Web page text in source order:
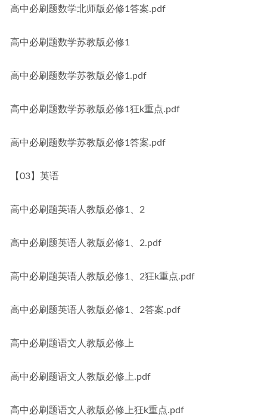
高中必刷题数学北师版必修1答案.pdf
高中必刷题数学苏教版必修1
高中必刷题数学苏教版必修1.pdf
高中必刷题数学苏教版必修1狂k重点.pdf
高中必刷题数学苏教版必修1答案.pdf
【03】英语
高中必刷题英语人教版必修1、2
高中必刷题英语人教版必修1、2.pdf
高中必刷题英语人教版必修1、2狂k重点.pdf
高中必刷题英语人教版必修1、2答案.pdf
高中必刷题语文人教版必修上
高中必刷题语文人教版必修上.pdf
高中必刷题语文人教版必修上狂k重点.pdf